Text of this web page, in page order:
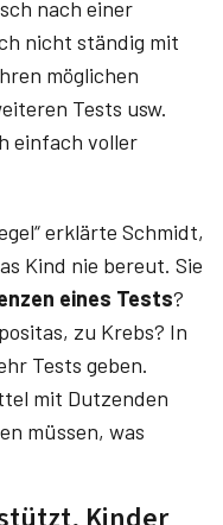
nach einer
nicht ständig mit
möglichen
Tests usw.
einfach voller
erklärte Schmidt,
Kind nie bereut. Sie
eines Tests?
zu Krebs? In
Tests geben.
mit Dutzenden
müssen, was